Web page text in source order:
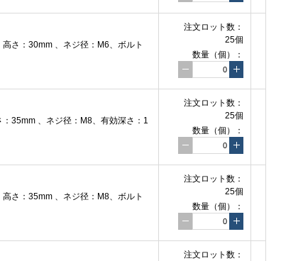
さ：30mm 、ネジ径：M6、ボルト
注文ロット数：
25個
数量（個）：
35mm 、ネジ径：M8、有効深さ：1
注文ロット数：
25個
数量（個）：
さ：35mm 、ネジ径：M8、ボルト
注文ロット数：
25個
数量（個）：
注文ロット数：